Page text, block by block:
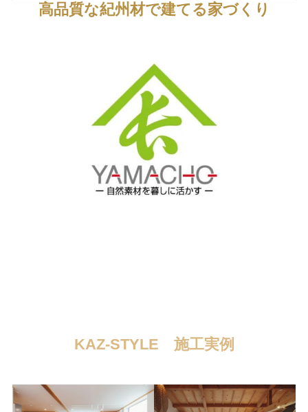
高品質な紀州材で建てる家づくり
KAZ-STYLE 施工実例